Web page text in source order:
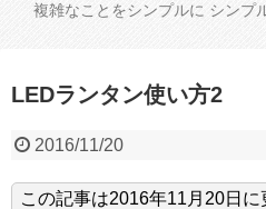
複雑なことをシンプルに シンプ
LEDランタン使い方2
2016/11/20
この記事は2016年11月20日 に